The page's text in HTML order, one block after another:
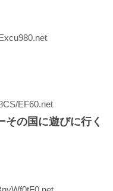
EF60.net
その国に遊びに行く